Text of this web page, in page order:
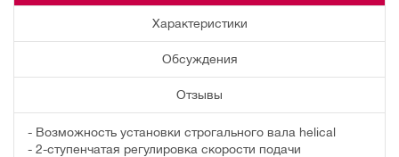
Характеристики
Обсуждения
Отзывы
- Возможность установки строгального вала helical
- 2-ступенчатая регулировка скорости подачи